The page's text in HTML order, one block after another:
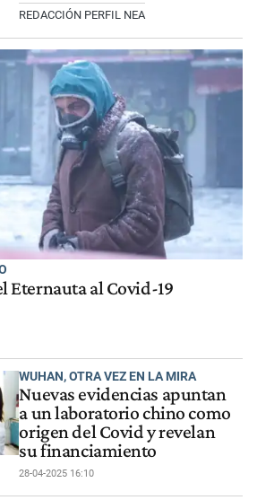
REDACCIÓN PERFIL NEA
Eternauta al Covid-19
WUHAN, OTRA VEZ EN LA MIRA
Nuevas evidencias apuntan
a un laboratorio chino como
origen del Covid y revelan
su financiamiento
28-04-2025 16:10